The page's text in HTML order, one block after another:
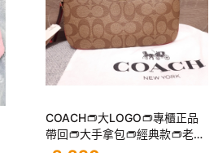
COACH👝大LOGO👝專櫃正品
帶回👝大手拿包👝經典款👝老花
緹花